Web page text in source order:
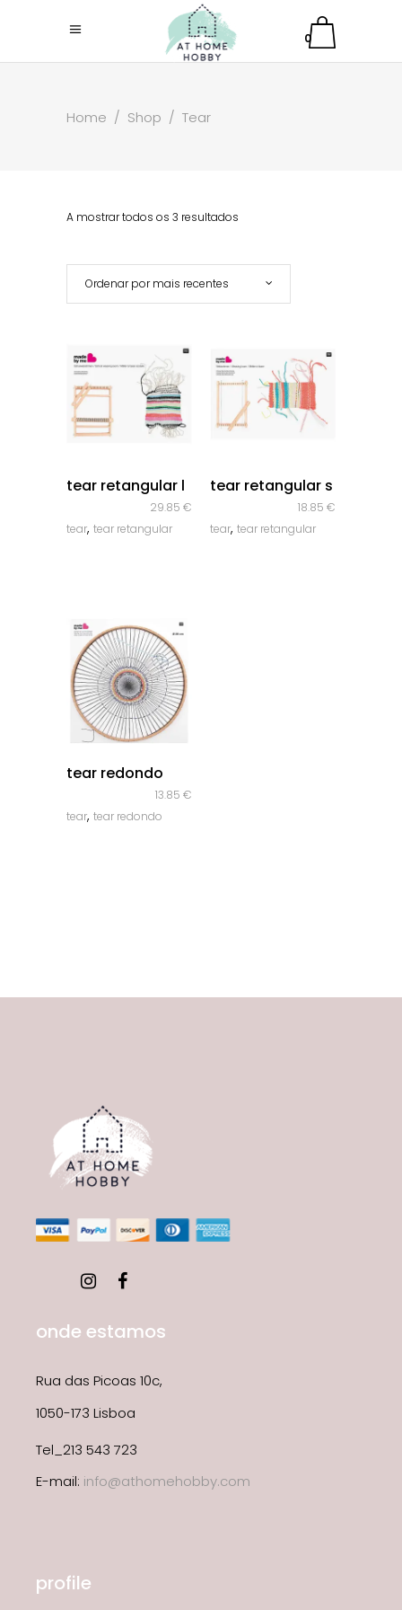
0
Home / Shop / Tear
A mostrar todos os 3 resultados
Ordenar por mais recentes
tear retangular l
29.85 €
tear, tear retangular
tear retangular s
18.85 €
tear, tear retangular
tear redondo
13.85 €
tear, tear redondo
onde estamos
Rua das Picoas 10c,
1050-173 Lisboa
Tel_213 543 723
E-mail: info@athomehobby.com
profile